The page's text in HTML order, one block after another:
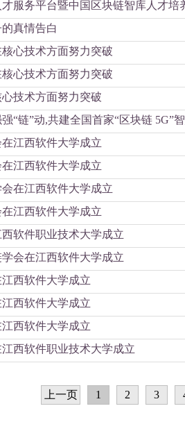
服务平台暨中国区块链智库人才培
真情告白
心技术方面努力突破
心技术方面努力突破
技术方面努力突破
“链”动,共建全国首家“区块链 5G”
江西软件大学成立
江西软件大学成立
在江西软件大学成立
江西软件大学成立
软件职业技术大学成立
会在江西软件大学成立
西软件大学成立
西软件大学成立
西软件大学成立
西软件职业技术大学成立
上一页 1 2 3